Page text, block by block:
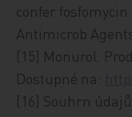
confer
Antimicrob
[15] Monurol.
Dostupné na:
[16] Souhrn